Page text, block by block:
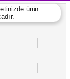
ürün